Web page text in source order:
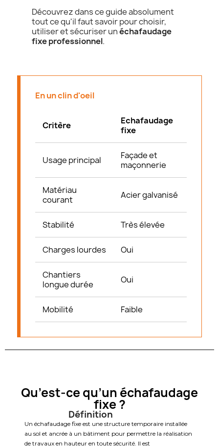
Découvrez dans ce guide absolument
tout ce qu'il faut savoir pour choisir,
utiliser et sécuriser unéchafaudage
fixe professionnel.
En un clin d'oeil
Critère
Echafaudage
fixe
Usage principal
Façade et
maçonnerie
Matériau
courant
Acier galvanisé
Stabilité Très élevée
Charges lourdes Oui
Chantiers
longue durée
Oui
Mobilité Faible
Qu’est-ce qu’un échafaudage
fixe ?
Définition
Un échafaudage fixe est une structure temporaire installée
au sol et ancrée à un bâtiment pour permettre la réalisation
de travaux en hauteur en toute sécurité. Il est